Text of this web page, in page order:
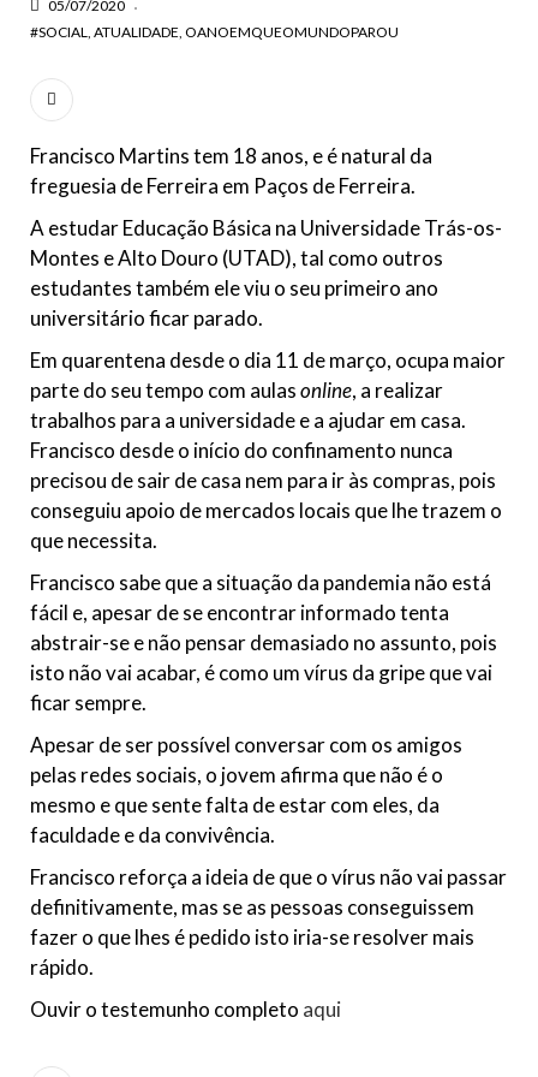
05/07/2020
#SOCIAL ATUALIDADE OANOEMQUEOMUNDOPAROU
Francisco Martins tem 18 anos, e é natural da
freguesia de Ferreira em Paços de Ferreira.
A estudar Educação Básica na Universidade Trás-os-
Montes e Alto Douro (UTAD), tal como outros
estudantes também ele viu o seu primeiro ano
universitário ficar parado.
Em quarentena desde o dia 11 de março, ocupa maior
parte do seu tempo com aulasonline, a realizar
trabalhos para a universidade e a ajudar em casa.
Francisco desde o início do confinamento nunca
precisou de sair de casa nem para ir às compras, pois
conseguiu apoio de mercados locais que lhe trazem o
que necessita.
Francisco sabe que a situação da pandemia não está
fácil e, apesar de se encontrar informado tenta
abstrair-se e não pensar demasiado no assunto, pois
isto não vai acabar, é como um vírus da gripe que vai
ficar sempre.
Apesar de ser possível conversar com os amigos
pelas redes sociais, o jovem afirma que não é o
mesmo e que sente falta de estar com eles, da
faculdade e da convivência.
Francisco reforça a ideia de que o vírus não vai passar
definitivamente, mas se as pessoas conseguissem
fazer o que lhes é pedido isto iria-se resolver mais
rápido.
Ouvir o testemunho completo aqui